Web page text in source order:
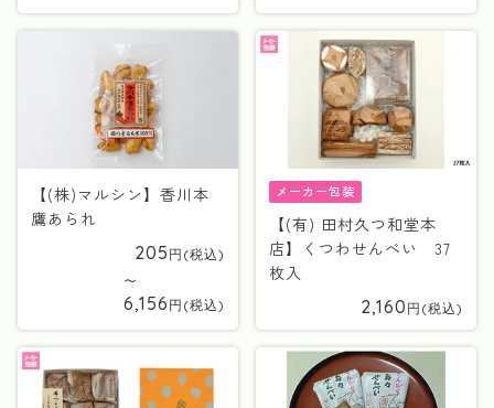
【(株)マルシン】香川本
鷹あられ
205
〜
6,156
メーカー包装
【(有) 田村久つ和堂本
店】くつわせんべい 37
枚入
2,160